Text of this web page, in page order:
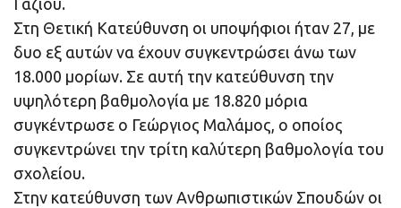
Γαζίου.
Στη Θετική Κατεύθυνση οι υποψήφιοι ήταν 27, με
δυο εξ αυτών να έχουν συγκεντρώσει άνω των
18.000 μορίων. Σε αυτή την κατεύθυνση την
υψηλότερη βαθμολογία με 18.820 μόρια
συγκέντρωσε ο Γεώργιος Μαλάμος, ο οποίος
συγκεντρώνει την τρίτη καλύτερη βαθμολογία του
σχολείου.
Στην κατεύθυνση των Ανθρωπιστικών Σπουδών οι